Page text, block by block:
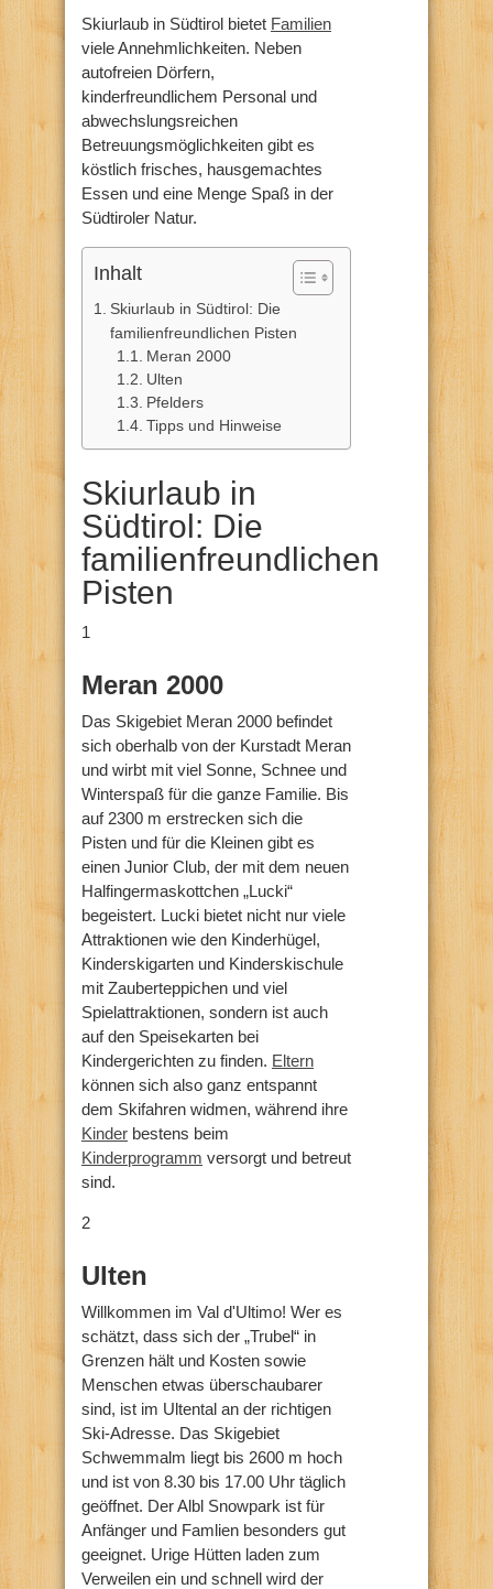
Skiurlaub in Südtirol bietet Familien
viele Annehmlichkeiten. Neben
autofreien Dörfern,
kinderfreundlichem Personal und
abwechslungsreichen
Betreuungsmöglichkeiten gibt es
köstlich frisches, hausgemachtes
Essen und eine Menge Spaß in der
Südtiroler Natur.
Inhalt
Skiurlaub in Südtirol: Die
familienfreundlichen Pisten
Meran 2000
Ulten
Pfelders
Tipps und Hinweise
Skiurlaub in
Südtirol: Die
familienfreundlichen
Pisten
1
Meran 2000
Das Skigebiet Meran 2000 befindet
sich oberhalb von der Kurstadt Meran
und wirbt mit viel Sonne, Schnee und
Winterspaß für die ganze Familie. Bis
auf 2300 m erstrecken sich die
Pisten und für die Kleinen gibt es
einen Junior Club, der mit dem neuen
Halfingermaskottchen „Lucki“
begeistert. Lucki bietet nicht nur viele
Attraktionen wie den Kinderhügel,
Kinderskigarten und Kinderskischule
mit Zauberteppichen und viel
Spielattraktionen, sondern ist auch
auf den Speisekarten bei
Kindergerichten zu finden. Eltern
können sich also ganz entspannt
dem Skifahren widmen, während ihre
Kinder bestens beim
Kinderprogramm versorgt und betreut
sind.
2
Ulten
Willkommen im Val d'Ultimo! Wer es
schätzt, dass sich der „Trubel“ in
Grenzen hält und Kosten sowie
Menschen etwas überschaubarer
sind, ist im Ultental an der richtigen
Ski-Adresse. Das Skigebiet
Schwemmalm liegt bis 2600 m hoch
und ist von 8.30 bis 17.00 Uhr täglich
geöffnet. Der Albl Snowpark ist für
Anfänger und Famlien besonders gut
geeignet. Urige Hütten laden zum
Verweilen ein und schnell wird der